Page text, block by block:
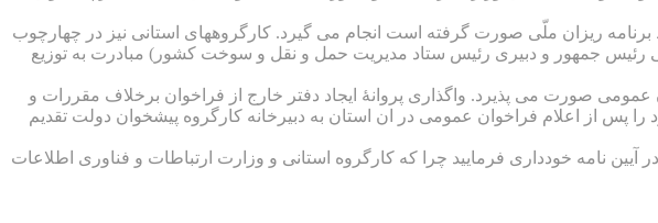
ریزان ملّی صورت گرفته است انجام می گیرد. کارگروههای استانی نیز در چهارچوب
رئیس جمهور و دبیری رئیس ستاد مدیریت حمل و نقل و سوخت کشور) مبادرت به توزیع
صورت می پذیرد. واگذاری پروانۀ ایجاد دفتر خارج از فراخوان برخلاف مقررات و
را پس از اعلام فراخوان عمومی در ان استان به دبیرخانه کارگروه پیشخوان دولت تقدیم
نامه خودداری فرمایید چرا که کارگروه استانی و وزارت ارتباطات و فناوری اطلاعات